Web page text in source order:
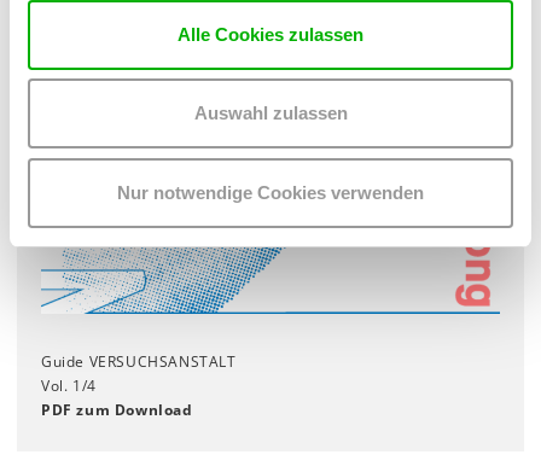
Alle Cookies zulassen
Auswahl zulassen
Nur notwendige Cookies verwenden
Guide VERSUCHSANSTALT
Vol. 1/4
PDF zum Download